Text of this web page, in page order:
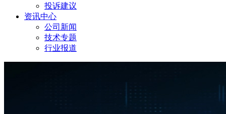
投诉建议
资讯中心
公司新闻
技术专题
行业报道